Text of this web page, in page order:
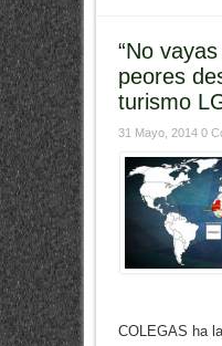
“No
peores
turismo
31 Mayo, 2014 0
COLEGAS ha